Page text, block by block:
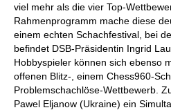
viel mehr als die vier Top-
Rahmenprogramm mache diese
einem echten Schachfestival, bei
befindet DSB-Präsidentin Ingrid
Hobbyspieler können sich ebenso
offenen Blitz-, einem Chess960-
Problemschachlöse-Wettbewerb.
Pawel Eljanow (Ukraine) ein